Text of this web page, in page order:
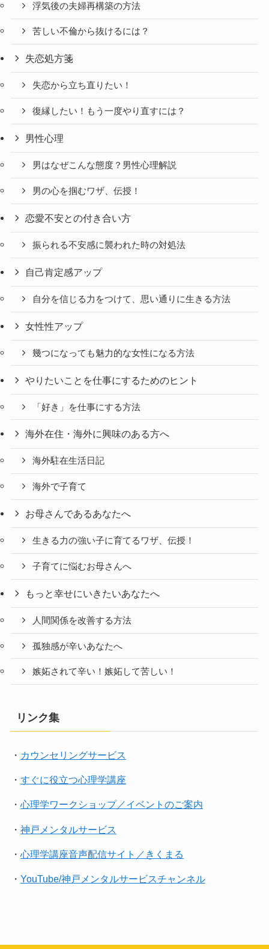
浮気後の夫婦再構築の方法
苦しい不倫から抜けるには？
失恋処方箋
失恋から立ち直りたい！
復縁したい！もう一度やり直すには？
男性心理
男はなぜこんな態度？男性心理解説
男の心を掴むワザ、伝授！
恋愛不安との付き合い方
振られる不安感に襲われた時の対処法
自己肯定感アップ
自分を信じる力をつけて、思い通りに生きる方法
女性性アップ
幾つになっても魅力的な女性になる方法
やりたいことを仕事にするためのヒント
「好き」を仕事にする方法
海外在住・海外に興味のある方へ
海外駐在生活日記
海外で子育て
お母さんであるあなたへ
生きる力の強い子に育てるワザ、伝授！
子育てに悩むお母さんへ
もっと幸せにいきたいあなたへ
人間関係を改善する方法
孤独感が辛いあなたへ
嫉妬されて辛い！嫉妬して苦しい！
リンク集
・ カウンセリングサービス
・ すぐに役立つ心理学講座
・ 心理学ワークショップ／イベントのご案内
・ 神戸メンタルサービス
・ 心理学講座音声配信サイト／きくまる
・ YouTube/神戸メンタルサービスチャンネル